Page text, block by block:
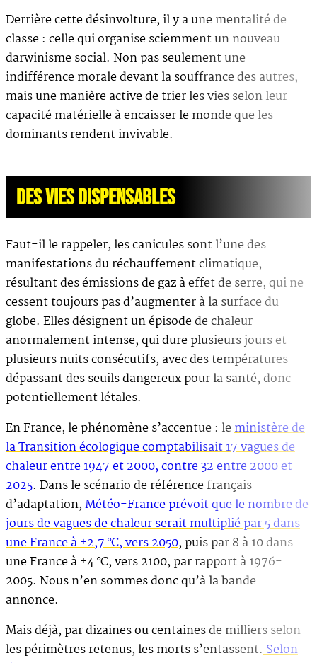
Derrière cette désinvolture, il y a une mentalité de
classe : celle qui organise sciemment un nouveau
darwinisme social. Non pas seulement une
indifférence morale devant la souffrance des autres,
mais une manière active de trier les vies selon leur
capacité matérielle à encaisser le monde que les
dominants rendent invivable.
DES VIES DISPENSABLES
Faut-il le rappeler, les canicules sont l’une des
manifestations du réchauffement climatique,
résultant des émissions de gaz à effet de serre, qui ne
cessent toujours pas d’augmenter à la surface du
globe. Elles désignent un épisode de chaleur
anormalement intense, qui dure plusieurs jours et
plusieurs nuits consécutifs, avec des températures
dépassant des seuils dangereux pour la santé, donc
potentiellement létales.
En France, le phénomène s’accentue : leministère de
la Transition écologique comptabilisait 17 vagues de
chaleur entre 1947 et 2000, contre 32 entre 2000 et
2025. Dans le scénario de référence français
d’adaptation,Météo-France prévoit que le nombre de
jours de vagues de chaleur serait multiplié par 5 dans
une France à +2,7 °C, vers 2050, puis par 8 à 10 dans
une France à +4 °C, vers 2100, par rapport à 1976-
2005. Nous n’en sommes donc qu’à la bande-
annonce.
Mais déjà, par dizaines ou centaines de milliers selon
les périmètres retenus, les morts s’entassent.Selon